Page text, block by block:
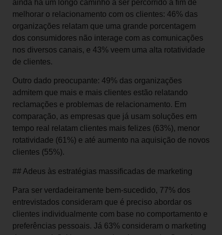
ainda há um longo caminho a ser percorrido a fim de
melhorar o relacionamento com os clientes: 46% das
organizações relatam que uma grande porcentagem
dos consumidores não interage com as comunicações
nos diversos canais, e 43% veem uma alta rotatividade
de clientes.
Outro dado preocupante: 49% das organizações
admitem que mais e mais clientes estão relatando
reclamações e problemas de relacionamento. Em
comparação, as empresas que já usam soluções em
tempo real relatam clientes mais felizes (63%), menor
rotatividade (61%) e até aumento na aquisição de novos
clientes (55%).
## Adeus às estratégias massificadas de marketing
Para ser verdadeiramente bem-sucedido, 77% dos
entrevistados consideram que é preciso abordar os
clientes individualmente com base no comportamento e
preferências pessoais. Já 63% consideram o marketing